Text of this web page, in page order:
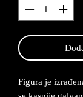
Figura je